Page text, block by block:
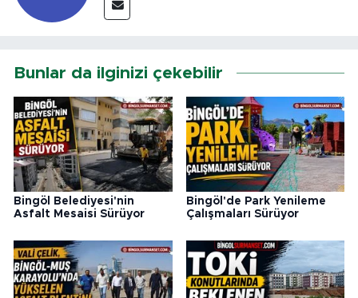
Bunlar da ilginizi çekebilir
Bingöl Belediyesi'nin
Asfalt Mesaisi Sürüyor
Bingöl'de Park Yenileme
Çalışmaları Sürüyor